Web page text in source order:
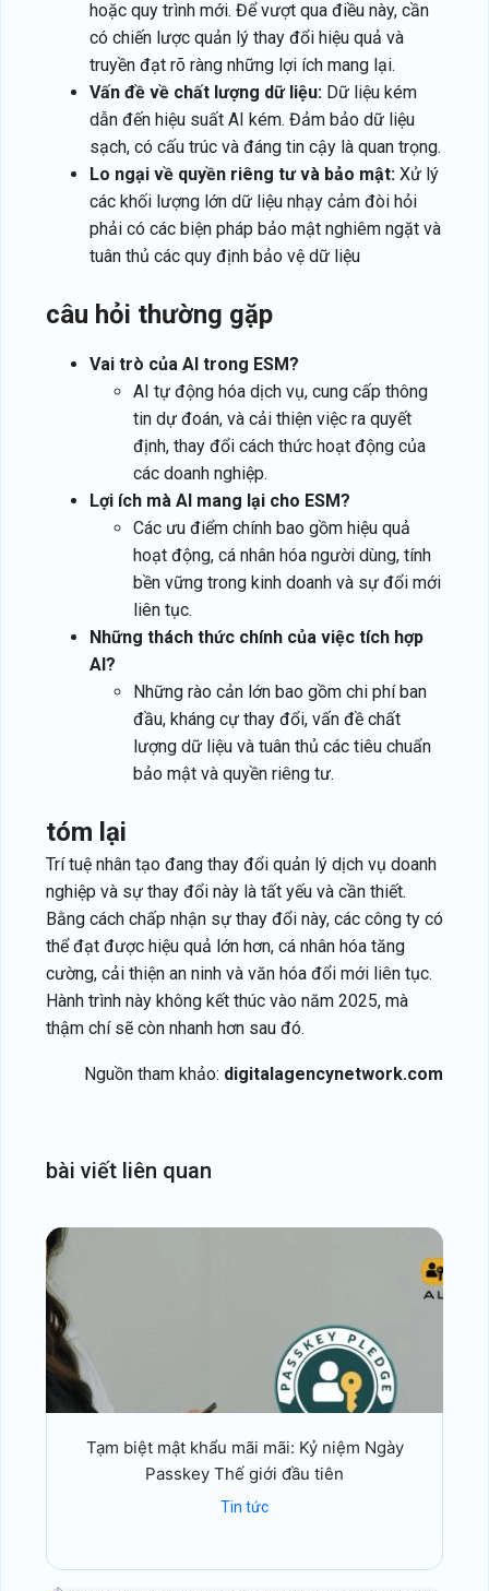
hoặc quy trình mới. Để vượt qua điều này, cần
có chiến lược quản lý thay đổi hiệu quả và
truyền đạt rõ ràng những lợi ích mang lại.
Vấn đề về chất lượng dữ liệu: Dữ liệu kém
dẫn đến hiệu suất AI kém. Đảm bảo dữ liệu
sạch, có cấu trúc và đáng tin cậy là quan trọng.
Lo ngại về quyền riêng tư và bảo mật: Xử lý
các khối lượng lớn dữ liệu nhạy cảm đòi hỏi
phải có các biện pháp bảo mật nghiêm ngặt và
tuân thủ các quy định bảo vệ dữ liệu
câu hỏi thường gặp
Vai trò của AI trong ESM?
AI tự động hóa dịch vụ, cung cấp thông
tin dự đoán, và cải thiện việc ra quyết
định, thay đổi cách thức hoạt động của
các doanh nghiệp.
Lợi ích mà AI mang lại cho ESM?
Các ưu điểm chính bao gồm hiệu quả
hoạt động, cá nhân hóa người dùng, tính
bền vững trong kinh doanh và sự đổi mới
liên tục.
Những thách thức chính của việc tích hợp
AI?
Những rào cản lớn bao gồm chi phí ban
đầu, kháng cự thay đổi, vấn đề chất
lượng dữ liệu và tuân thủ các tiêu chuẩn
bảo mật và quyền riêng tư.
tóm lại
Trí tuệ nhân tạo đang thay đổi quản lý dịch vụ doanh
nghiệp và sự thay đổi này là tất yếu và cần thiết.
Bằng cách chấp nhận sự thay đổi này, các công ty có
thể đạt được hiệu quả lớn hơn, cá nhân hóa tăng
cường, cải thiện an ninh và văn hóa đổi mới liên tục.
Hành trình này không kết thúc vào năm 2025, mà
thậm chí sẽ còn nhanh hơn sau đó.
Nguồn tham khảo: digitalagencynetwork.com
bài viết liên quan
Tạm biệt mật khẩu mãi mãi: Kỷ niệm Ngày
Passkey Thế giới đầu tiên
Tin tức